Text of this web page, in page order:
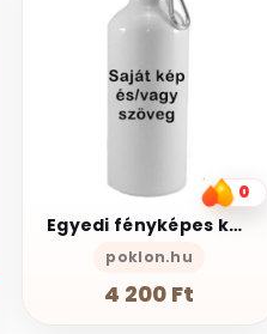
0
Egyedi fényképes kulacs
poklon.hu
4 200 Ft